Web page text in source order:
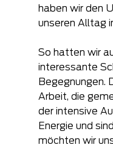
haben wir den
unseren Alltag
So hatten wir
interessante
Begegnungen.
Arbeit, die
der intensive
Energie und
möchten wir